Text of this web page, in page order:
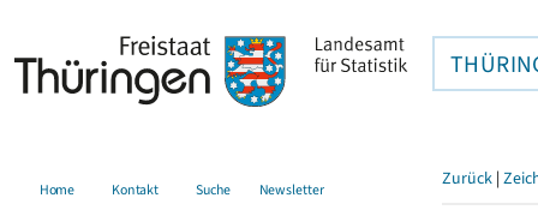
Home Kontakt Suche Newsletter Zurück |